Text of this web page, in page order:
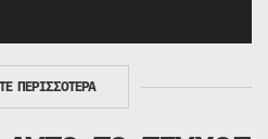
ΠΕΡΙΣΣΟΤΕΡΑ